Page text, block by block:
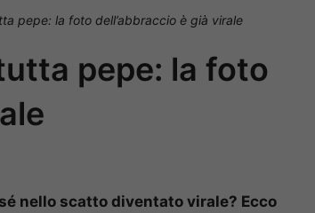
pepe: la foto dell’abbraccio è già virale
pepe: la foto
nello scatto diventato virale? Ecco